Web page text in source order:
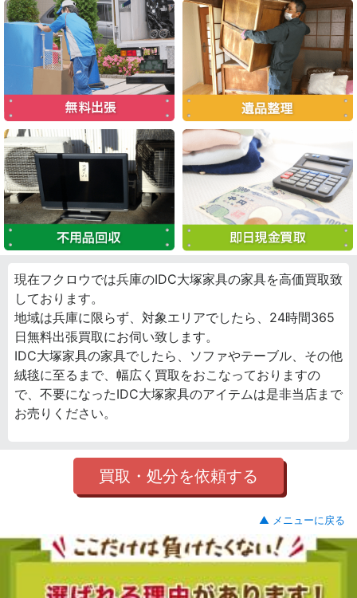
現在フクロウでは兵庫のIDC大塚家具の家具を高価買取致
しております。
地域は兵庫に限らず、対象エリアでしたら、24時間365
日無料出張買取にお伺い致します。
IDC大塚家具の家具でしたら、ソファやテーブル、その他
絨毯に至るまで、幅広く買取をおこなっておりますの
で、不要になったIDC大塚家具のアイテムは是非当店まで
お売りください。
買取・処分を依頼する
▲ メニューに戻る